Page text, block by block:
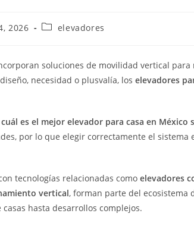
2026
Categoría
entrada:
elevadores
soluciones de movilidad vertical
necesidad o plusvalía, los elevadores
cuál es el mejor elevador para casa en México
por lo que elegir correctamente el
tecnologías relacionadas como elevadores
vertical, forman parte del ecosistema
hasta desarrollos complejos.